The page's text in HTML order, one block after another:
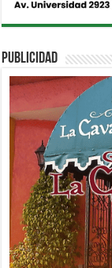
PUBLICIDAD